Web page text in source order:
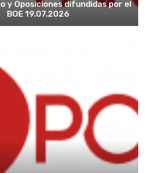
y Oposiciones difundidas por el
BOE 19.07.2026